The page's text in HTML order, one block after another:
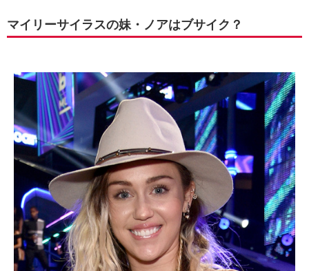
マイリーサイラスの妹・ノアはブサイク？